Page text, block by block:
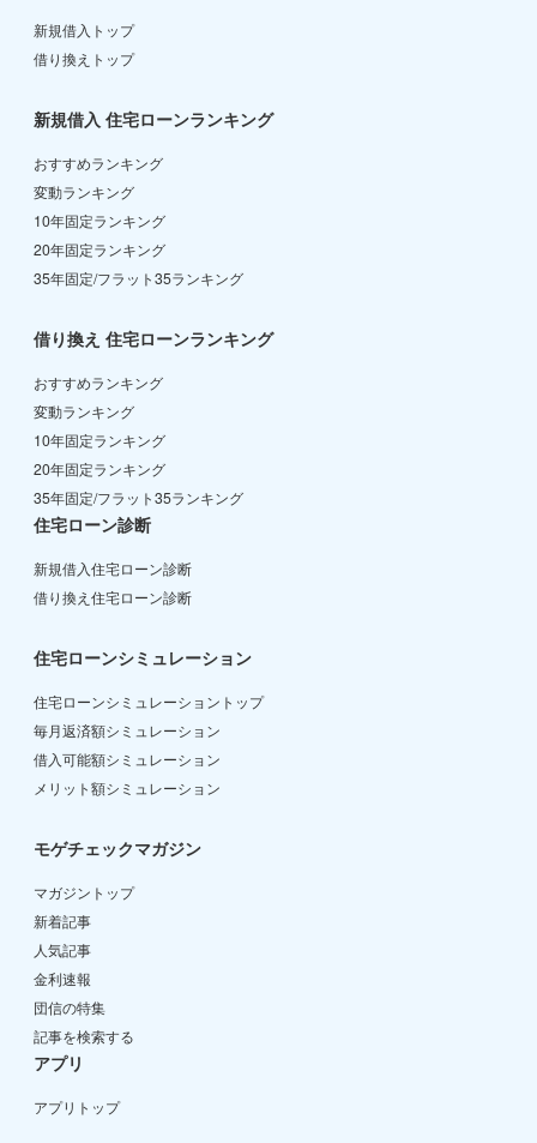
新規借入トップ
借り換えトップ
新規借入 住宅ローンランキング
おすすめランキング
変動ランキング
10年固定ランキング
20年固定ランキング
35年固定/フラット35ランキング
借り換え 住宅ローンランキング
おすすめランキング
変動ランキング
10年固定ランキング
20年固定ランキング
35年固定/フラット35ランキング
住宅ローン診断
新規借入住宅ローン診断
借り換え住宅ローン診断
住宅ローンシミュレーション
住宅ローンシミュレーショントップ
毎月返済額シミュレーション
借入可能額シミュレーション
メリット額シミュレーション
モゲチェックマガジン
マガジントップ
新着記事
人気記事
金利速報
団信の特集
記事を検索する
アプリ
アプリトップ